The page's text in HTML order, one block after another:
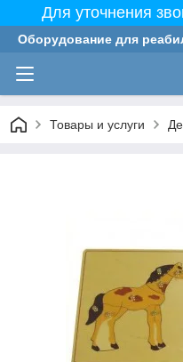
Для уточнения
Оборудование для
Товары и услуги